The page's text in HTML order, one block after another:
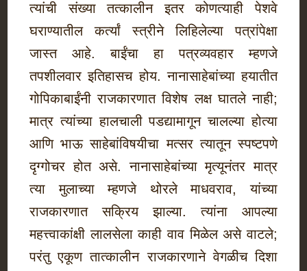
त्यांची संख्या तत्कालीन इतर कोणत्याही पेशवे
घराण्यातील कर्त्यां स्त्रीने लिहिलेल्या पत्रांपेक्षा
जास्त आहे. बाईंचा हा पत्रव्यवहार म्हणजे
तपशीलवार इतिहासच होय. नानासाहेबांच्या हयातीत
गोपिकाबाईंनी राजकारणात विशेष लक्ष घातले नाही;
मात्र त्यांच्या हालचाली पडद्यामागून चालल्या होत्या
आणि भाऊ साहेबांविषयीचा मत्सर त्यातून स्पष्टपणे
दृग्गोचर होत असे. नानासाहेबांच्या मृत्यूनंतर मात्र
त्या मुलाच्या म्हणजे थोरले माधवराव, यांच्या
राजकारणात सक्रिय झाल्या. त्यांना आपल्या
महत्त्वाकांक्षी लालसेला काही वाव मिळेल असे वाटले;
परंतु एकूण तात्कालीन राजकारणाने वेगळीच दिशा